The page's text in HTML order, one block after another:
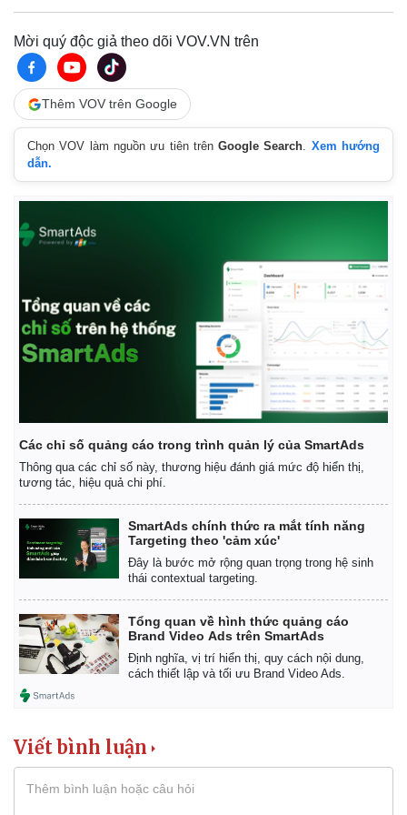
Pháp luật
Mời quý độc giả theo dõi VOV.VN trên
Thêm VOV trên Google
Chọn VOV làm nguồn ưu tiên trênGoogle Search. Xem hướng
dẫn.
Các chỉ số quảng cáo trong trình quản lý của SmartAds
Thông qua các chỉ số này, thương hiệu đánh giá mức độ hiển thị,
tương tác, hiệu quả chi phí.
SmartAds chính thức ra mắt tính năng
Targeting theo 'cảm xúc'
Đây là bước mở rộng quan trọng trong hệ sinh
thái contextual targeting.
Tổng quan về hình thức quảng cáo
Brand Video Ads trên SmartAds
Định nghĩa, vị trí hiển thị, quy cách nội dung,
cách thiết lập và tối ưu Brand Video Ads.
Viết bình luận